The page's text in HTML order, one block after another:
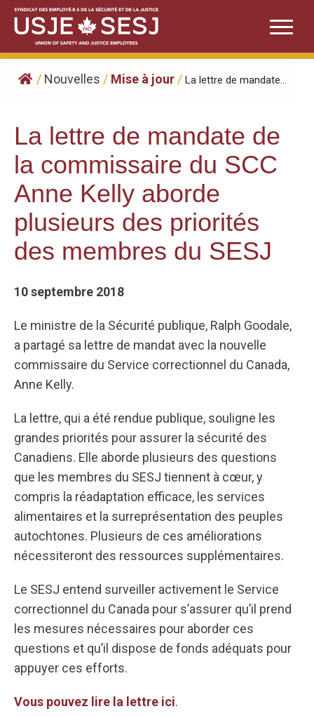
Skip
content
/ Nouvelles / Mise à jour / La lettre de mandate...
La lettre de mandate de
la commissaire du SCC
Anne Kelly aborde
plusieurs des priorités
des membres du SESJ
10 septembre 2018
Le ministre de la Sécurité publique, Ralph Goodale,
a partagé sa lettre de mandat avec la nouvelle
commissaire du Service correctionnel du Canada,
Anne Kelly.
La lettre, qui a été rendue publique, souligne les
grandes priorités pour assurer la sécurité des
Canadiens. Elle aborde plusieurs des questions
que les membres du SESJ tiennent à cœur, y
compris la réadaptation efficace, les services
alimentaires et la surreprésentation des peuples
autochtones. Plusieurs de ces améliorations
nécessiteront des ressources supplémentaires.
Le SESJ entend surveiller activement le Service
correctionnel du Canada pour s’assurer qu’il prend
les mesures nécessaires pour aborder ces
questions et qu’il dispose de fonds adéquats pour
appuyer ces efforts.
Vous pouvez lire la lettre ici.